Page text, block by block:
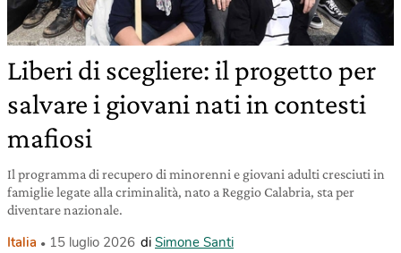
Liberi di scegliere: il progetto per
salvare i giovani nati in contesti
mafiosi
Il programma di recupero di minorenni e giovani adulti cresciuti in
famiglie legate alla criminalità, nato a Reggio Calabria, sta per
diventare nazionale.
Italia 15 luglio 2026 di Simone Santi